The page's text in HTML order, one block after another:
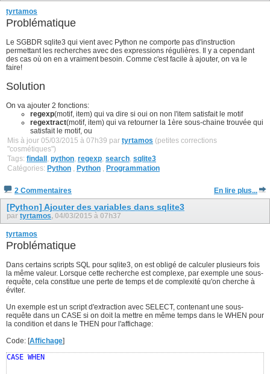
tyrtamos
Problématique
Le SGBDR sqlite3 qui vient avec Python ne comporte pas d'instruction
permettant les recherches avec des expressions régulières. Il y a cependant
des cas où on en a vraiment besoin. Comme c'est facile à ajouter, on va le
faire!
Solution
On va ajouter 2 fonctions:
regexp(motif, item) qui va dire si oui on non l'item satisfait le motif
regextract(motif, item) qui va retourner la 1ère sous-chaine trouvée qui
satisfait le motif, ou
Mis à jour 05/03/2015 à 07h39 par tyrtamos (petites corrections
"cosmétiques")
Tags: findall , python, regexp, search, sqlite3
Catégories: Python , Python , Programmation
2 Commentaires En lire plus...
[Python] Ajouter des variables dans sqlite3
par tyrtamos, 04/03/2015 à 07h37
tyrtamos
Problématique
Dans certains scripts SQL pour sqlite3, on est obligé de calculer plusieurs fois
la même valeur. Lorsque cette recherche est complexe, par exemple une sous-
requête, cela constitue une perte de temps et de complexité qu'on cherche à
éviter.
Un exemple est un script d'extraction avec SELECT, contenant une sous-
requête dans un CASE si on doit la mettre en même temps dans le WHEN pour
la condition et dans le THEN pour l'affichage:
Code: [Affichage]
CASE WHEN